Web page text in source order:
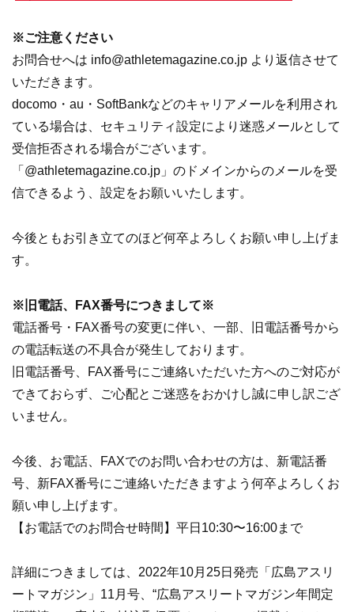
※ご注意ください
お問合せへは info@athletemagazine.co.jp より返信させて
いただきます。
docomo・au・SoftBankなどのキャリアメールを利用され
ている場合は、セキュリティ設定により迷惑メールとして
受信拒否される場合がございます。
「@athletemagazine.co.jp」のドメインからのメールを受
信できるよう、設定をお願いいたします。
今後ともお引き立てのほど何卒よろしくお願い申し上げま
す。
※旧電話、FAX番号につきまして※
電話番号・FAX番号の変更に伴い、一部、旧電話番号から
の電話転送の不具合が発生しております。
旧電話番号、FAX番号にご連絡いただいた方へのご対応が
できておらず、ご心配とご迷惑をおかけし誠に申し訳ござ
いません。
今後、お電話、FAXでのお問い合わせの方は、新電話番
号、新FAX番号にご連絡いただきますよう何卒よろしくお
願い申し上げます。
【お電話でのお問合せ時間】平日10:30〜16:00まで
詳細につきましては、2022年10月25日発売「広島アスリ
ートマガジン」11月号、“広島アスリートマガジン年間定